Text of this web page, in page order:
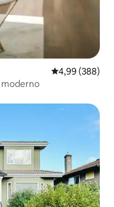
4,99 de uma
4,99 (388)
moderno